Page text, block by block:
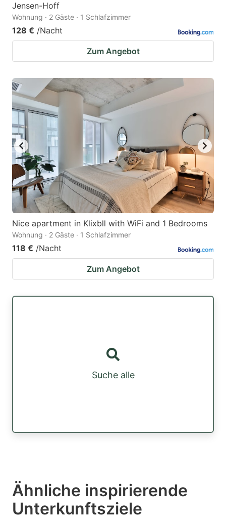
Jensen-Hoff
Wohnung · 2 Gäste · 1 Schlafzimmer
128 € /Nacht
Zum Angebot
Nice apartment in Klixbll with WiFi and 1 Bedrooms
Wohnung · 2 Gäste · 1 Schlafzimmer
118 € /Nacht
Zum Angebot
Suche alle
Ähnliche inspirierende
Unterkunftsziele